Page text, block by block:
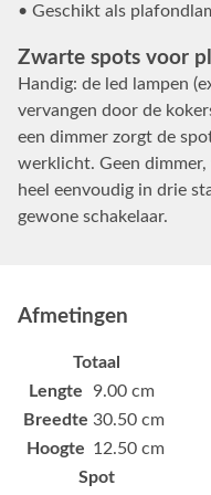
• Geschikt als
Zwarte spots voor
Handig: de led lampen
vervangen door de
een dimmer zorgt de
werklicht. Geen dimmer,
heel eenvoudig in drie
gewone schakelaar.
Afmetingen
Totaal
Lengte
9.00 cm
Breedte 30.50 cm
Hoogte 12.50 cm
Spot